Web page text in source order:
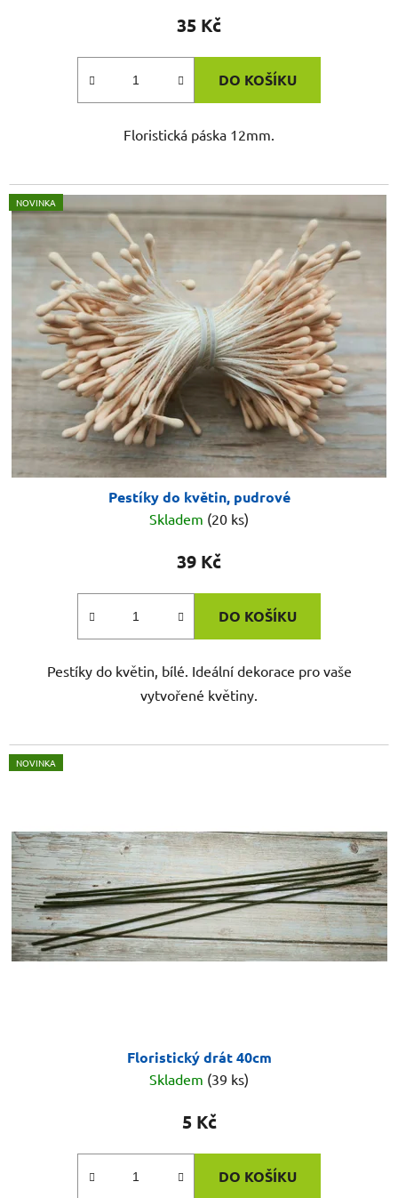
35 Kč
DO KOŠÍKU
Floristická páska 12mm.
NOVINKA
Pestíky do květin, pudrové
Skladem (20 ks)
39 Kč
DO KOŠÍKU
Pestíky do květin, bílé. Ideální dekorace pro vaše
vytvořené květiny.
NOVINKA
Floristický drát 40cm
Skladem (39 ks)
5 Kč
DO KOŠÍKU